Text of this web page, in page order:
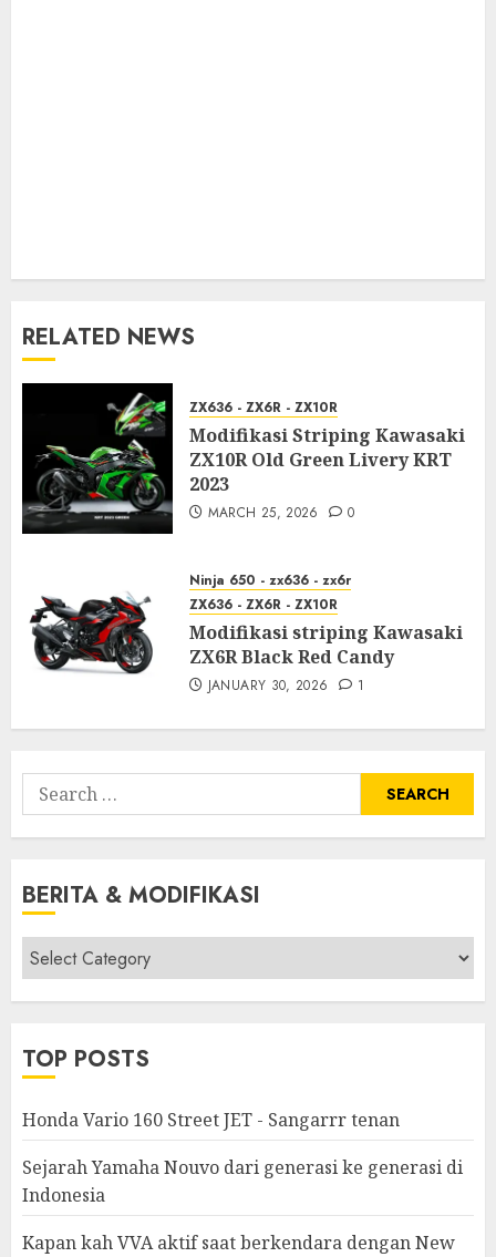
RELATED NEWS
ZX636 - ZX6R - ZX10R
Modifikasi Striping Kawasaki
ZX10R Old Green Livery KRT
2023
MARCH 25, 2026 0
Ninja 650 - zx636 - zx6r
ZX636 - ZX6R - ZX10R
Modifikasi striping Kawasaki
ZX6R Black Red Candy
JANUARY 30, 2026 1
Search
for:
BERITA & MODIFIKASI
Berita
&
Modifikasi
TOP POSTS
Honda Vario 160 Street JET - Sangarrr tenan
Sejarah Yamaha Nouvo dari generasi ke generasi di
Indonesia
Kapan kah VVA aktif saat berkendara dengan New